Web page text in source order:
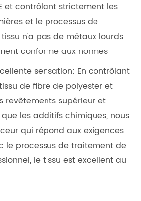
et contrôlant strictement les
et le processus de
n'a pas de métaux lourds
conforme aux normes
sensation: En contrôlant
de fibre de polyester et
revêtements supérieur et
les additifs chimiques, nous
qui répond aux exigences
le processus de traitement de
le tissu est excellent au